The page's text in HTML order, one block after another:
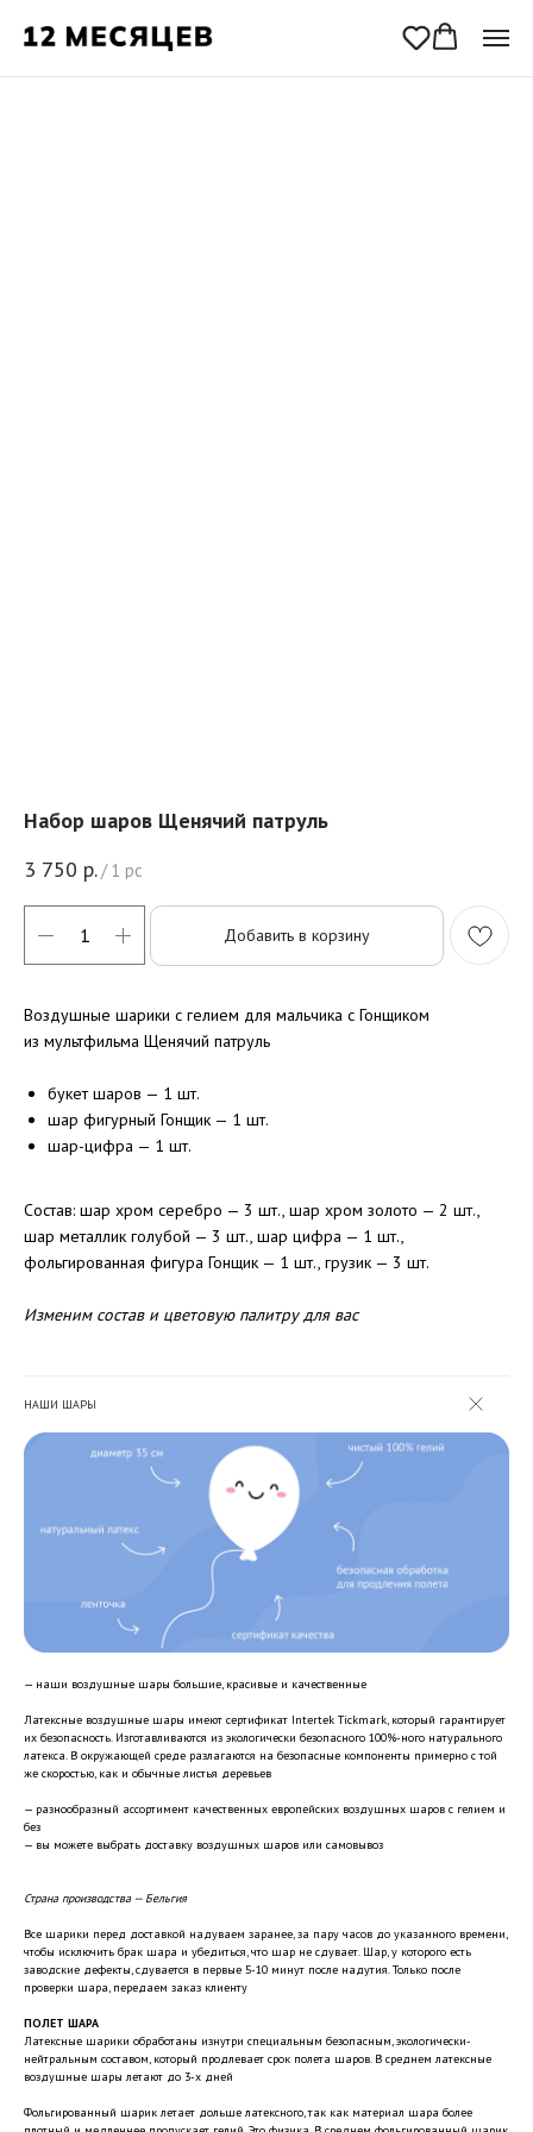
Набор шаров Щенячий патруль
3 750 р./ 1 pc
Добавить в корзину
Воздушные шарики с гелием для мальчика с Гонщиком
из мультфильма Щенячий патруль
букет шаров — 1 шт.
шар фигурный Гонщик — 1 шт.
шар-цифра — 1 шт.
Состав: шар хром серебро — 3 шт., шар хром золото — 2 шт.,
шар металлик голубой — 3 шт., шар цифра — 1 шт.,
фольгированная фигура Гонщик — 1 шт., грузик — 3 шт.
Изменим состав и цветовую палитру для вас
НАШИ ШАРЫ
— наши воздушные шары большие, красивые и качественные
Латексные воздушные шары имеют сертификат Intertek Tickmark, который гарантирует
их безопасность. Изготавливаются из экологически безопасного 100%-ного натурального
латекса. В окружающей среде разлагаются на безопасные компоненты примерно с той
же скоростью, как и обычные листья деревьев
— разнообразный ассортимент качественных европейских воздушных шаров с гелием и
без
— вы можете выбрать доставку воздушных шаров или самовывоз
Страна производства — Бельгия
Все шарики перед доставкой надуваем заранее, за пару часов до указанного времени,
чтобы исключить брак шара и убедиться, что шар не сдувает. Шар, у которого есть
заводские дефекты, сдувается в первые 5-10 минут после надутия. Только после
проверки шара, передаем заказ клиенту
ПОЛЕТ ШАРА
Латексные шарики обработаны изнутри специальным безопасным, экологически-
нейтральным составом, который продлевает срок полета шаров. В среднем латексные
воздушные шары летают до 3-х дней
Фольгированный шарик летает дольше латексного, так как материал шара более